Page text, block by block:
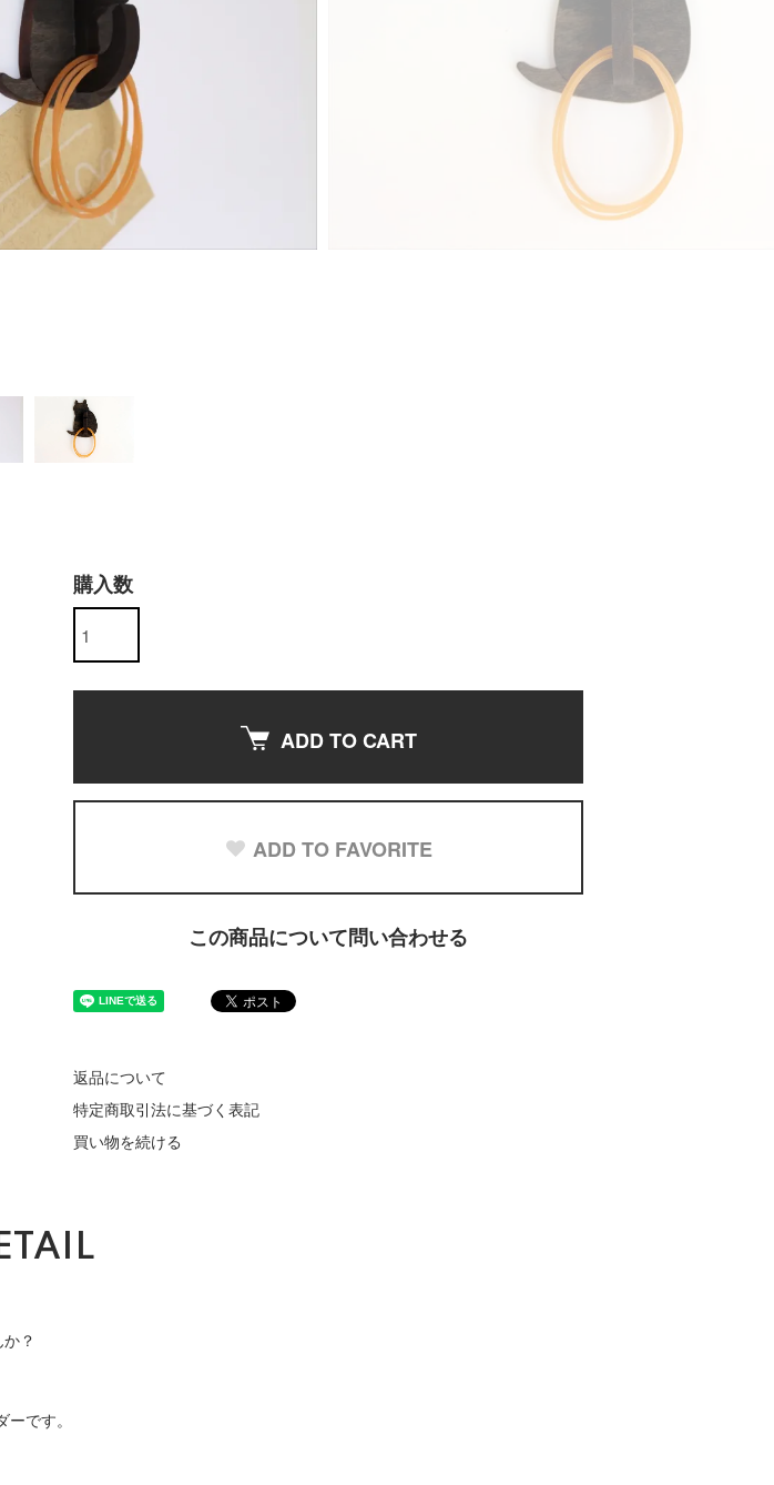
購入数
ADD TO CART
ADD TO FAVORITE
この商品について問い合わせる
返品について
特定商取引法に基づく表記
買い物を続ける
？
です。